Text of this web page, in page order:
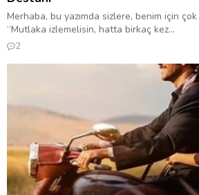
Merhaba, bu yazımda sizlere, benim için
“Mutlaka izlemelisin, hatta birkaç kez...
2